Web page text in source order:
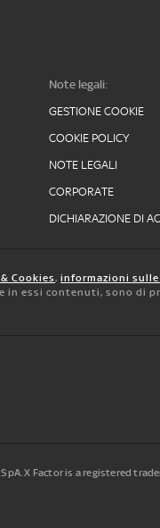
Note legali:
GESTIONE COOKIE
COOKIE POLICY
NOTE LEGALI
CORPORATE
DICHIARAZIONE DI
Cookies, informazioni
essi contenuti, sono di
X Factor is a registered